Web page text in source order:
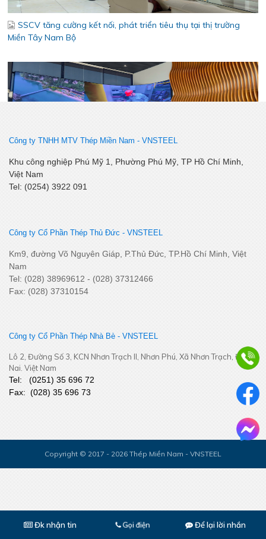
Miền Tây Nam Bộ
An Giang – Phú Quốc - Tăng cường kết nối, chủ động thích ứng
Công ty TNHH MTV Thép Miền Nam - VNSTEEL
Khu công nghiệp Phú Mỹ 1, Phường Phú Mỹ, TP Hồ Chí Minh,
Việt Nam
Tel: (0254) 3922 091
Công ty Cổ Phần Thép Thủ Đức - VNSTEEL
Km9, đường Võ Nguyên Giáp, P.Thủ Đức, TP.Hồ Chí Minh, Việt
Nam
Tel: (028) 38969612 - (028) 37312466
Fax: (028) 37310154
Công ty Cổ Phần Thép Nhà Bè - VNSTEEL
Lô 2, Đường Số 3, KCN Nhơn Trạch II, Nhơn Phú, Xã Nhơn Trạch, Đồng
Nai. Việt Nam
Tel: (0251) 35 696 72
Fax: (028) 35 696 73
Copyright © 2017 - 2026 Thép Miền Nam - VNSTEEL
Đk nhận tin Gọi điện
Để lại lời nhắn